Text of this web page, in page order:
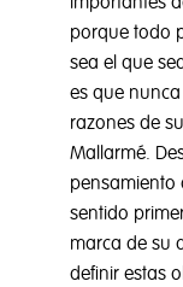
porque todo
sea el que
es que nunca
razones de
Mallarmé.
pensamiento
sentido
marca de su
definir estas